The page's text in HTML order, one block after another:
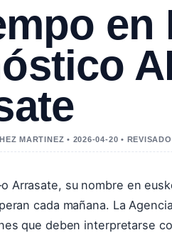
en
MARTINEZ • 2026-04-20 •
Arrasate, su nombre en
cada mañana. La
que deben interpretarse